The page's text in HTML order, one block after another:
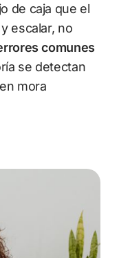
de caja que el
escalar, no
comunes
se detectan
mora